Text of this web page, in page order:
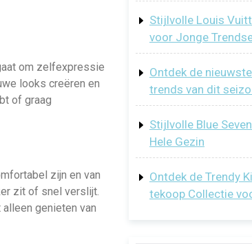
om zelfexpressie
looks creëren en
of graag
zijn en van
zit of snel verslijt.
genieten van
Stijlvolle Louis
voor Jonge
Ontdek de
trends van dit
Stijlvolle Blue
Hele Gezin
Ontdek de Trendy
tekoop Collectie